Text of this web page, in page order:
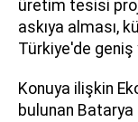
üretim tesisi
askıya alması,
Türkiye'de geniş
Konuya ilişkin
bulunan Batarya